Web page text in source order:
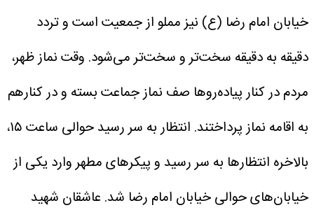
خیابان امام رضا (ع) نیز مملو از جمعیت است و تردد
دقیقه به دقیقه سخت‌تر و سخت‌تر می‌شود. وقت نماز ظهر،
مردم در کنار پیاده‌روها صف نماز جماعت بسته و در کنارهم
به اقامه نماز پرداختند. انتظار به سر رسید
حوالی ساعت ۱۵،
بالاخره انتظارها به سر رسید و پیکرهای مطهر وارد یکی از
خیابان‌های حوالی خیابان امام رضا شد. عاشقان شهید